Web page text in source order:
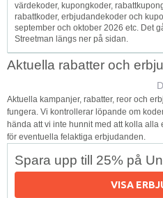
värdekoder, kupongkoder,
rabattkoder, erbjudandekoder och
september och oktober 2026 etc. Det
Streetman längs ner på sidan.
Aktuella rabatter och
Aktuella kampanjer, rabatter, reor och
fungera. Vi kontrollerar löpande om
hända att vi inte hunnit med att kolla
för eventuella felaktiga erbjudanden.
Spara upp till 25% på
VISA